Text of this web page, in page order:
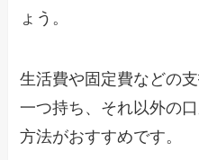
ょう。
生活費や固定費などの
一つ持ち、それ以外の
方法がおすすめです。